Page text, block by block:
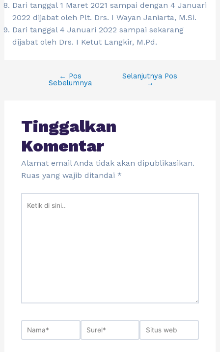
Dari tanggal 1 Maret 2021 sampai dengan 4 Januari
2022 dijabat oleh Plt. Drs. I Wayan Janiarta, M.Si.
Dari tanggal 4 Januari 2022 sampai sekarang
dijabat oleh Drs. I Ketut Langkir, M.Pd.
← Pos
Sebelumnya
Selanjutnya Pos
→
Tinggalkan
Komentar
Alamat email Anda tidak akan dipublikasikan.
Ruas yang wajib ditandai *